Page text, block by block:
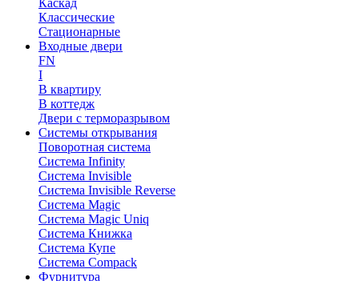
Каскад
Классические
Стационарные
Входные двери
FN
I
В квартиру
В коттедж
Двери с терморазрывом
Системы открывания
Поворотная система
Система Infinity
Система Invisible
Система Invisible Reverse
Система Magic
Система Magic Uniq
Система Книжка
Система Купе
Система Compack
Фурнитура